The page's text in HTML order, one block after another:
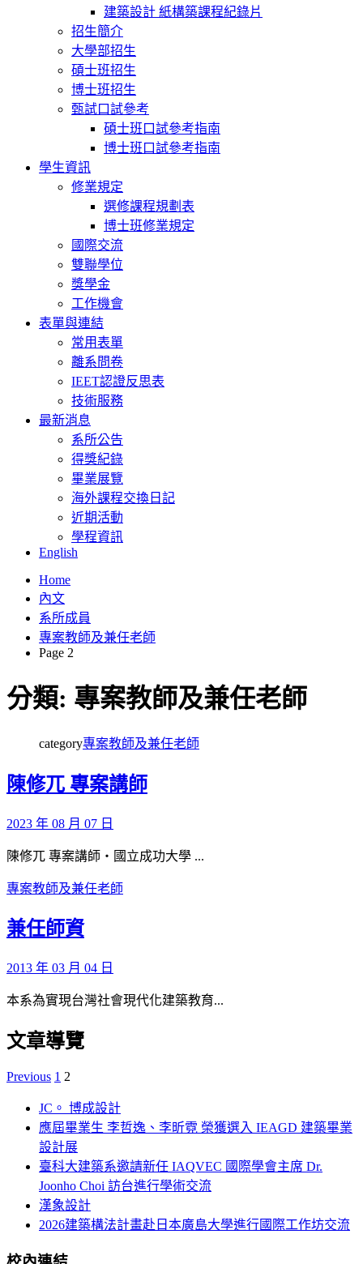
建築設計 紙構築課程紀錄片
招生簡介
大學部招生
碩士班招生
博士班招生
甄試口試參考
碩士班口試參考指南
博士班口試參考指南
學生資訊
修業規定
選修課程規劃表
博士班修業規定
國際交流
雙聯學位
獎學金
工作機會
表單與連結
常用表單
離系問卷
IEET認證反思表
技術服務
最新消息
系所公告
得獎紀錄
畢業展覽
海外課程交換日記
近期活動
學程資訊
English
Home
內文
系所成員
專案教師及兼任老師
Page 2
分類: 專案教師及兼任老師
category專案教師及兼任老師
陳修兀 專案講師
2023 年 08 月 07 日
陳修兀 專案講師‧國立成功大學 ...
專案教師及兼任老師
兼任師資
2013 年 03 月 04 日
本系為實現台灣社會現代化建築教育...
文章導覽
Previous 1 2
JC。 博成設計
應屆畢業生 李哲逸、李昕霓 榮獲選入 IEAGD 建築畢業
設計展
臺科大建築系邀請新任 IAQVEC 國際學會主席 Dr.
Joonho Choi 訪台進行學術交流
漢象設計
2026建築構法計畫赴日本廣島大學進行國際工作坊交流